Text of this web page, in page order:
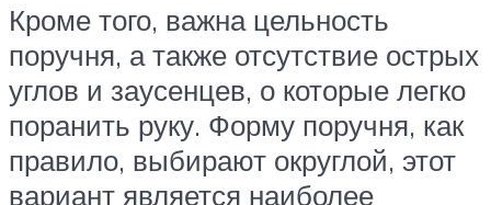
Кроме того, важна цельность
поручня, а также отсутствие острых
углов и заусенцев, о которые легко
поранить руку. Форму поручня, как
правило, выбирают округлой, этот
вариант является наиболее